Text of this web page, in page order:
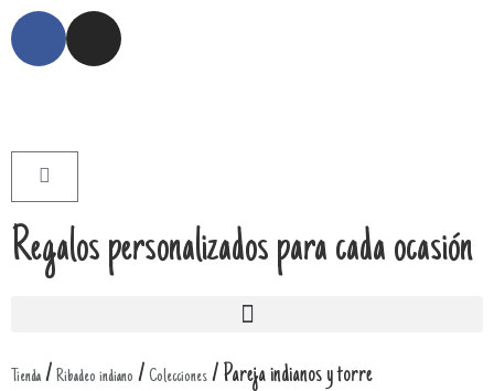
Regalos personalizados para cada ocasión
Tienda / Ribadeo indiano / Colecciones / Pareja indianos y torre